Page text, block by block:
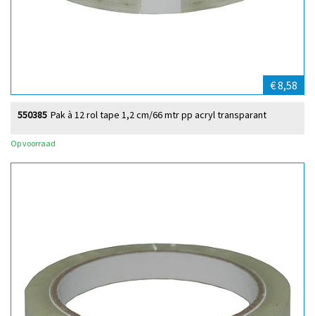
€ 8,58
Pak à 12 rol tape 1,2 cm/66 mtr pp acryl transparant
550385
Op voorraad